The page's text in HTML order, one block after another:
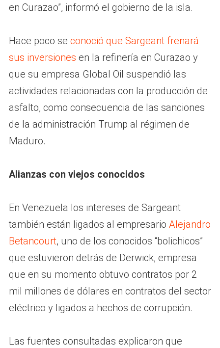
en Curazao”, informó el gobierno de la isla.
Hace poco se conoció que Sargeant frenará
sus inversiones en la refinería en Curazao y
que su empresa Global Oil suspendió las
actividades relacionadas con la producción de
asfalto, como consecuencia de las sanciones
de la administración Trump al régimen de
Maduro.
Alianzas con viejos conocidos
En Venezuela los intereses de Sargeant
también están ligados al empresario Alejandro
Betancourt, uno de los conocidos “bolichicos”
que estuvieron detrás de Derwick, empresa
que en su momento obtuvo contratos por 2
mil millones de dólares en contratos del sector
eléctrico y ligados a hechos de corrupción.
Las fuentes consultadas explicaron que